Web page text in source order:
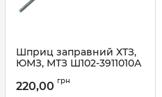
Шприц заправний ХТЗ,
ЮМЗ, МТЗ Ш102-3911010А
Артикул: Ш102-3911010А
220,00 грн